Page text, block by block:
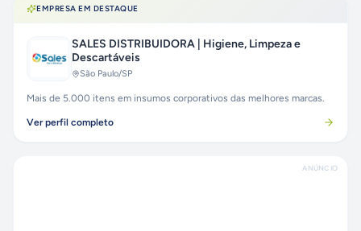
EMPRESA EM DESTAQUE
SALES DISTRIBUIDORA | Higiene, Limpeza e
Descartáveis
São Paulo/SP
Mais de 5.000 itens em insumos corporativos das melhores marcas.
Ver perfil completo
ANÚNCIO